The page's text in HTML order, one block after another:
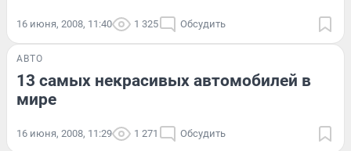
16 июня, 2008, 11:40 1 325 Обсудить
АВТО
13 самых некрасивых автомобилей в
мире
16 июня, 2008, 11:29 1 271 Обсудить